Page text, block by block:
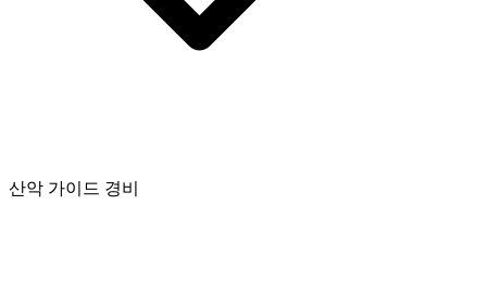
산악 가이드 경비